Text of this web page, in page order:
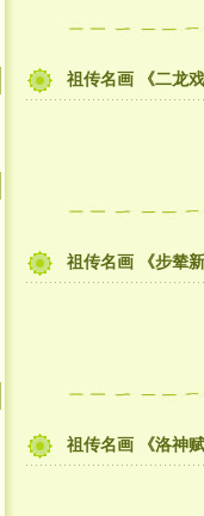
祖传名画 《二龙
祖传名画 《步辇
祖传名画 《洛神